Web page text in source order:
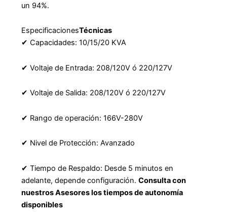
un 94%.
EspecificacionesTécnicas
✔ Capacidades: 10/15/20 KVA
✔ Voltaje de Entrada: 208/120V ó 220/127V
✔ Voltaje de Salida: 208/120V ó 220/127V
✔ Rango de operación: 166V-280V
✔ Nivel de Protección: Avanzado
✔ Tiempo de Respaldo: Desde 5 minutos en
adelante, depende configuración.Consulta con
nuestros Asesores los tiempos de autonomía
disponibles